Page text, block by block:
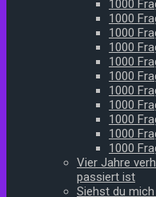
1000
1000
1000
1000
1000
1000
1000
1000
1000
1000
1000
Vier Jahre
passiert ist
Siehst du